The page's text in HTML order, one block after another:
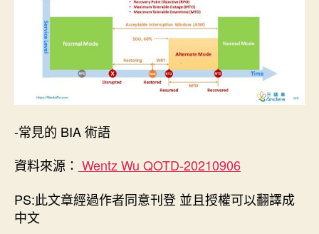
-常見的 BIA 術語
資料來源： Wentz Wu QOTD-20210906
PS:此文章經過作者同意刊登 並且授權可以翻譯成
中文